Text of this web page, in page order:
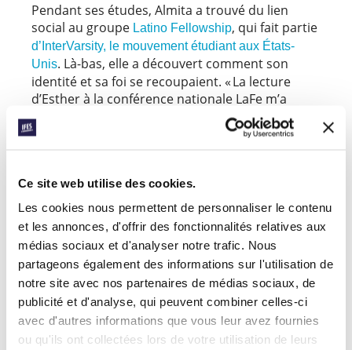
Ce site web utilise des cookies.
Les cookies nous permettent de personnaliser le contenu
et les annonces, d'offrir des fonctionnalités relatives aux
médias sociaux et d'analyser notre trafic. Nous
partageons également des informations sur l'utilisation de
notre site avec nos partenaires de médias sociaux, de
publicité et d'analyse, qui peuvent combiner celles-ci
avec d'autres informations que vous leur avez fournies
ou qu'ils ont collectées lors de votre utilisation de leurs
Pendant ses études, Almita a trouvé du lien
social au groupe Latino Fellowship, qui fait partie
d’InterVarsity, le mouvement étudiant aux États-
Unis. Là-bas, elle a découvert comment son
identité et sa foi se recoupaient. « La lecture
d’Esther à la conférence nationale LaFe m’a
aidée à réaliser qu’être chrétienne signifie
embrasser son identité ethnique », dit-elle. « Elle
passions académiques et à transformer la
trajectoire de sa carrière. Aujourd’hui, Dr Almita
Miranda est professeure assistante de géographie
et d’études Chican@ et Latin@ à l’université de
Wisconsin-Madison. Ses recherches portent sur
la manière dont les familles mexicaines à statut
mixte affrontent les contraintes juridiques et
sociales.